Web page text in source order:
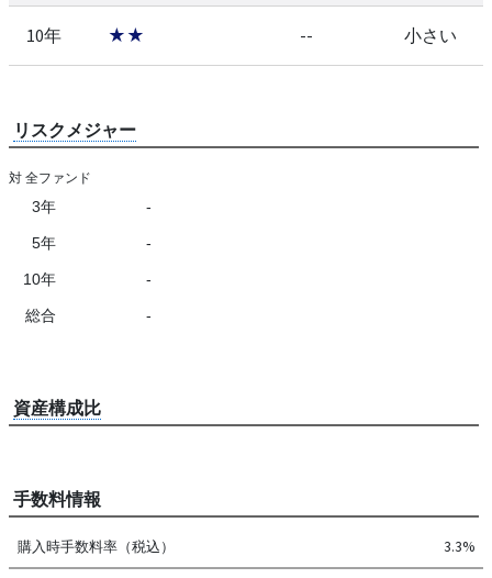
10年 ★★ -- 小さい
リスクメジャー
対 全ファンド
3年 -
5年 -
10年 -
総合 -
資産構成比
手数料情報
購入時手数料率（税込） 3.3%